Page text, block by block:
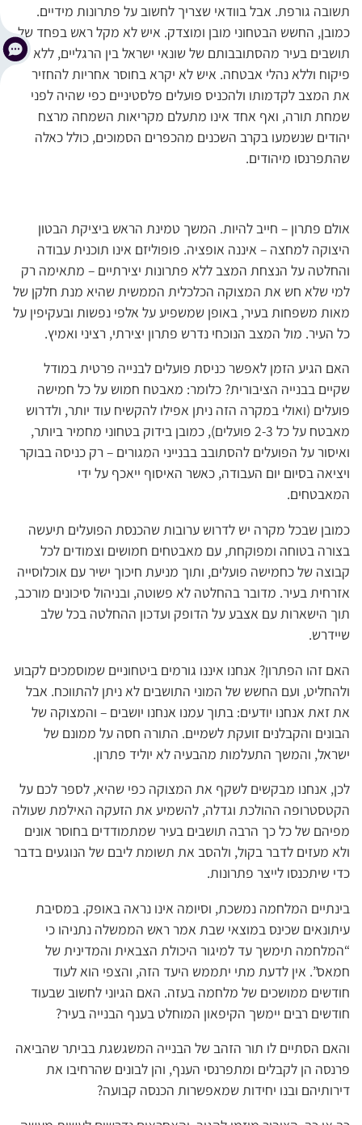
תשובה גורפת. אבל בוודאי שצריך לחשוב על פתרונות מידיים.
כמובן, החשש הבטחוני מובן ומוצדק. איש לא מקל ראש בפחד של
תושבים בעיר מהסתובבותם של שונאי ישראל בין הרגליים, ללא
פיקוח וללא נהלי אבטחה. איש לא יקרא בחוסר אחריות להחזיר
את המצב לקדמותו ולהכניס פועלים פלסטיניים כפי שהיה לפני
שמחת תורה, ואף אחד אינו מתעלם מקריאות השמחה מרצח
יהודים שנשמעו בקרב השכנים מהכפרים הסמוכים, כולל כאלה
שהתפרנסו מיהודים.
אולם פתרון – חייב להיות. המשך טמינת הראש ביציקת הבטון
היצוקה למחצה – איננה אופציה. פופוליזם אינו תוכנית עבודה
והחלטה על הנצחת המצב ללא פתרונות יצירתיים – מתאימה רק
למי שלא חש את המצוקה הכלכלית הממשית שהיא מנת חלקן של
מאות משפחות בעיר, באופן שמשפיע על אלפי נפשות ובעקיפין על
כל העיר. מול המצב הנוכחי נדרש פתרון יצירתי, רציני ואמיץ.
האם הגיע הזמן לאפשר כניסת פועלים לבנייה פרטית במודל
שקיים בבנייה הציבורית? כלומר: מאבטח חמוש על כל חמישה
פועלים (ואולי במקרה הזה ניתן אפילו להקשיח עוד יותר, ולדרוש
מאבטח על כל 2-3 פועלים), כמובן בידוק בטחוני מחמיר ביותר,
ואיסור על הפועלים להסתובב בבנייני המגורים – רק כניסה בבוקר
ויציאה בסיום יום העבודה, כאשר האיסוף ייאכף על ידי
המאבטחים.
כמובן שבכל מקרה יש לדרוש ערובות שהכנסת הפועלים תיעשה
בצורה בטוחה ומפוקחת, עם מאבטחים חמושים וצמודים לכל
קבוצה של כחמישה פועלים, ותוך מניעת חיכוך ישיר עם אוכלוסייה
אזרחית בעיר. מדובר בהחלטה לא פשוטה, ובניהול סיכונים מורכב,
תוך הישארות עם אצבע על הדופק ועדכון ההחלטה בכל שלב
שיידרש.
האם זהו הפתרון? אנחנו איננו גורמים ביטחוניים שמוסמכים לקבוע
ולהחליט, ועם החשש של המוני התושבים לא ניתן להתווכח. אבל
את זאת אנחנו יודעים: בתוך עמנו אנחנו יושבים – והמצוקה של
הבונים והקבלנים זועקת לשמיים. התורה חסה על ממונם של
ישראל, והמשך התעלמות מהבעיה לא יוליד פתרון.
לכן, אנחנו מבקשים לשקף את המצוקה כפי שהיא, לספר לכם על
הקטסטרופה ההולכת וגדלה, להשמיע את הזעקה האילמת שעולה
מפיהם של כל כך הרבה תושבים בעיר שמתמודדים בחוסר אונים
ולא מעזים לדבר בקול, ולהסב את תשומת ליבם של הנוגעים בדבר
כדי שיתכנסו לייצר פתרונות.
בינתיים המלחמה נמשכת, וסיומה אינו נראה באופק. במסיבת
עיתונאים שכינס במוצאי שבת אמר ראש הממשלה נתניהו כי
“המלחמה תימשך עד למיגור היכולת הצבאית והמדינית של
חמאס”. אין לדעת מתי יתממש היעד הזה, והצפי הוא לעוד
חודשים ממושכים של מלחמה בעזה. האם הגיוני לחשוב שבעוד
חודשים רבים יימשך הקיפאון המוחלט בענף הבנייה בעיר?
והאם הסתיים לו תור הזהב של הבנייה המשגשגת בביתר שהביאה
פרנסה הן לקבלים ומתפרנסי הענף, והן לבונים שהרחיבו את
דירותיהם ובנו יחידות שמאפשרות הכנסה קבועה?